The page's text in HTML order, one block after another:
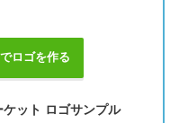
ロゴを作る